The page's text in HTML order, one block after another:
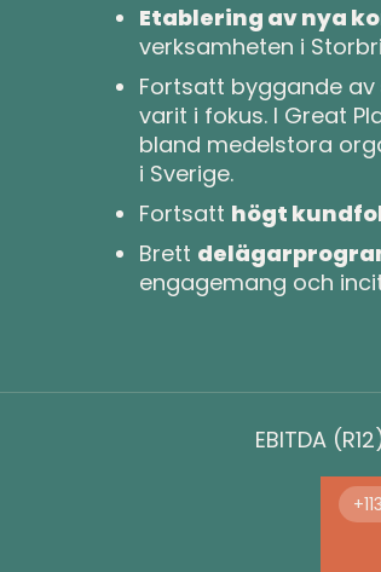
Etablering av nya
verksamheten i
Fortsatt byggande av
varit i fokus. I Great
bland medelstora
i Sverige.
Fortsatt högt
Brett
engagemang och
EBITDA